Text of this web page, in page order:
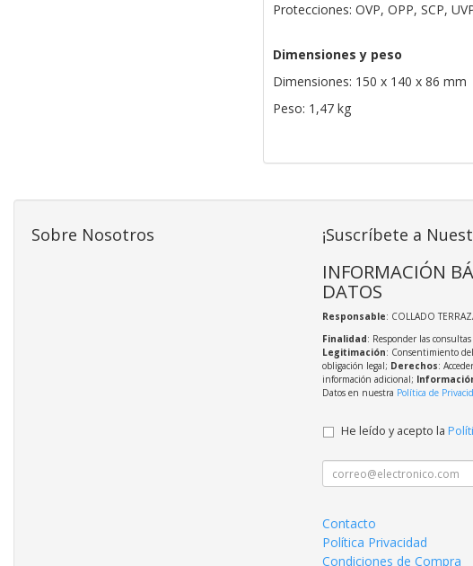
Protecciones: OVP, OPP, SCP,
Dimensiones y peso
Dimensiones: 150 x 140 x 86 mm
Peso: 1,47 kg
Sobre Nosotros ¡Suscríbete a
INFORMACIÓN
DATOS
Responsable: COLLADO
Finalidad: Responder las
Legitimación: Consentimiento
obligación legal; Derechos:
información adicional;
Datos en nuestra Política de
He leído y acepto la
Contacto
Política Privacidad
Condiciones de Compra